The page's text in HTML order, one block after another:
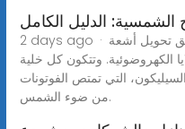
الشمسية: الدليل الكامل
2 days ago · تعمل الألواح الشمسية عن طريق تحويل أشعة
الكهروضوئية. وتتكون كل خلية
التي تمتص الفوتونات
من ضوء الشمس.